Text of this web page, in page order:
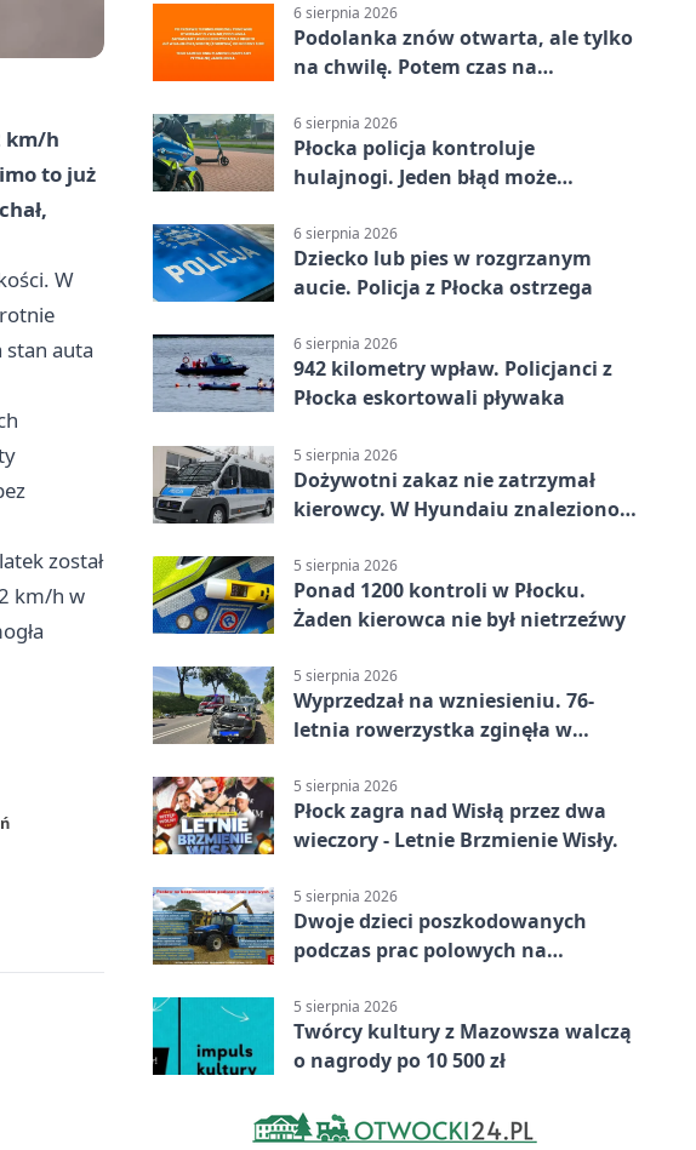
km/h
to już
W
stan auta
został
km/h w
6 sierpnia 2026
Podolanka znów otwarta, ale tylko
na chwilę. Potem czas na
6 sierpnia 2026
Płocka policja kontroluje
hulajnogi. Jeden błąd może
6 sierpnia 2026
Dziecko lub pies w rozgrzanym
aucie. Policja z Płocka ostrzega
6 sierpnia 2026
942 kilometry wpław. Policjanci z
Płocka eskortowali pływaka
5 sierpnia 2026
Dożywotni zakaz nie zatrzymał
kierowcy. W Hyundaiu znaleziono
5 sierpnia 2026
Ponad 1200 kontroli w Płocku.
Żaden kierowca nie był nietrzeźwy
5 sierpnia 2026
Wyprzedzał na wzniesieniu. 76-
letnia rowerzystka zginęła w
5 sierpnia 2026
Płock zagra nad Wisłą przez dwa
wieczory - Letnie Brzmienie Wisły.
5 sierpnia 2026
Dwoje dzieci poszkodowanych
podczas prac polowych na
5 sierpnia 2026
Twórcy kultury z Mazowsza walczą
o nagrody po 10 500 zł